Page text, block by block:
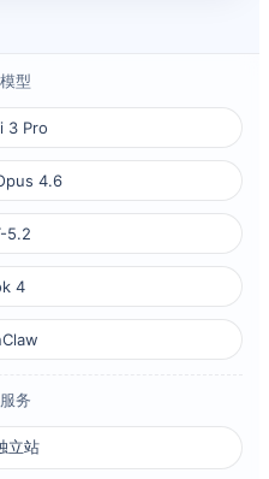
型
3 Pro
4.6
5.2
4
务
立站